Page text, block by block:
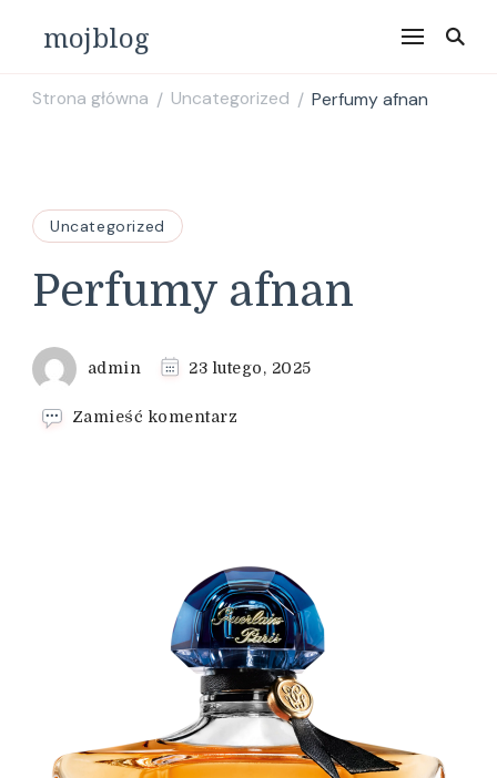
mojblog
Strona główna / Uncategorized / Perfumy afnan
Uncategorized
Perfumy afnan
admin 23 lutego, 2025
Zamieść komentarz